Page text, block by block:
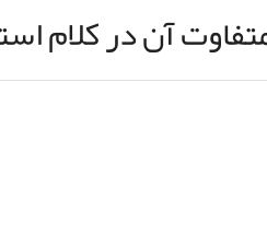
آن در کلام